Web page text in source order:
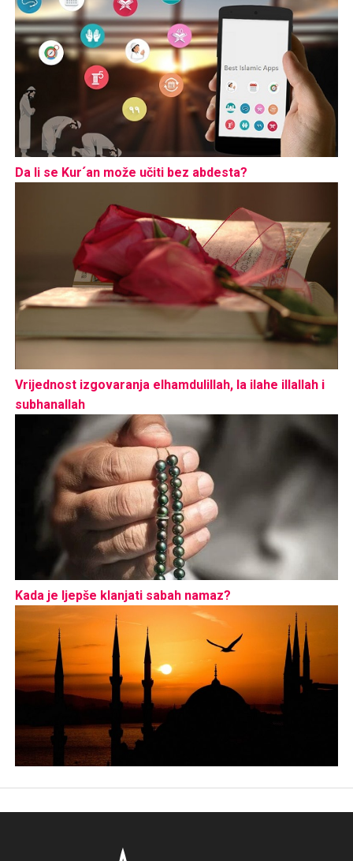
Da li se Kur´an može učiti bez abdesta?
Vrijednost izgovaranja elhamdulillah, la ilahe illallah i
subhanallah
Kada je ljepše klanjati sabah namaz?